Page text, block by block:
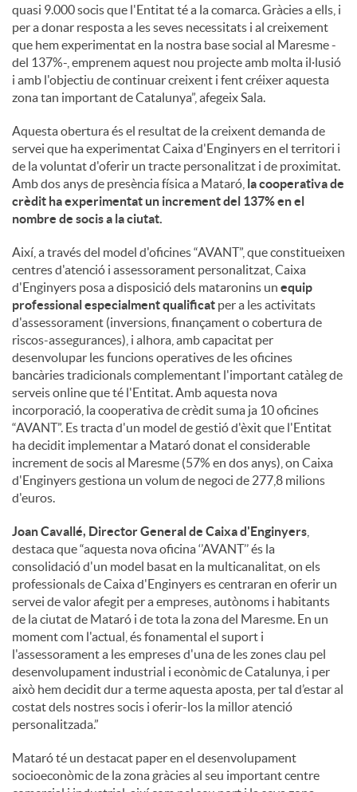
quasi 9.000 socis que l'Entitat té a la comarca. Gràcies a ells, i
per a donar resposta a les seves necessitats i al creixement
que hem experimentat en la nostra base social al Maresme -
del 137%-, emprenem aquest nou projecte amb molta il·lusió
i amb l'objectiu de continuar creixent i fent créixer aquesta
zona tan important de Catalunya”, afegeix Sala.
Aquesta obertura és el resultat de la creixent demanda de
servei que ha experimentat Caixa d'Enginyers en el territori i
de la voluntat d'oferir un tracte personalitzat i de proximitat.
Amb dos anys de presència física a Mataró, la cooperativa de
crèdit ha experimentat un increment del 137% en el
nombre de socis a la ciutat.
Així, a través del model d'oficines “AVANT”, que constitueixen
centres d'atenció i assessorament personalitzat, Caixa
d'Enginyers posa a disposició dels mataronins un equip
professional especialment qualificat per a les activitats
d'assessorament (inversions, finançament o cobertura de
riscos-assegurances), i alhora, amb capacitat per
desenvolupar les funcions operatives de les oficines
bancàries tradicionals complementant l'important catàleg de
serveis online que té l'Entitat. Amb aquesta nova
incorporació, la cooperativa de crèdit suma ja 10 oficines
“AVANT”. Es tracta d'un model de gestió d'èxit que l'Entitat
ha decidit implementar a Mataró donat el considerable
increment de socis al Maresme (57% en dos anys), on Caixa
d'Enginyers gestiona un volum de negoci de 277,8 milions
d'euros.
Joan Cavallé, Director General de Caixa d'Enginyers
destaca que “aquesta nova oficina ‘’AVANT’’ és la
consolidació d'un model basat en la multicanalitat, on els
professionals de Caixa d'Enginyers es centraran en oferir un
servei de valor afegit per a empreses, autònoms i habitants
de la ciutat de Mataró i de tota la zona del Maresme. En un
moment com l'actual, és fonamental el suport i
l'assessorament a les empreses d'una de les zones clau pel
desenvolupament industrial i econòmic de Catalunya, i per
això hem decidit dur a terme aquesta aposta, per tal d’estar al
costat dels nostres socis i oferir-los la millor atenció
personalitzada.”
Mataró té un destacat paper en el desenvolupament
socioeconòmic de la zona gràcies al seu important centre